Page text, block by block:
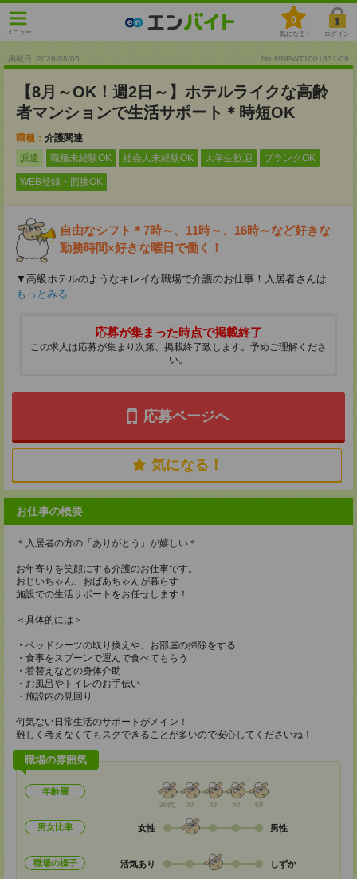
メニュー
0
気になる！ ログイン
掲載日 :2026/08/05 No.MNPWT1001331-09
【8月～OK！週2日～】ホテルライクな高齢
者マンションで生活サポート＊時短OK
職種： 介護関連
派遣
職種未経験OK 社会人未経験OK 大学生歓迎 ブランクOK
WEB登録・面接OK
自由なシフト＊7時～、11時～、16時～など好きな
勤務時間×好きな曜日で働く！
▼高級ホテルのようなキレイな職場で介護のお仕事！入居者さんは ...
もっとみる
応募が集まった時点で掲載終了
この求人は応募が集まり次第、掲載終了致します。予めご理解くださ
い。
応募ページへ
気になる！
お仕事の概要
＊入居者の方の「ありがとう」が嬉しい＊
お年寄りを笑顔にする介護のお仕事です。
おじいちゃん、おばあちゃんが暮らす
施設での生活サポートをお任せします！
＜具体的には＞
・ベッドシーツの取り換えや、お部屋の掃除をする
・食事をスプーンで運んで食べてもらう
・着替えなどの身体介助
・お風呂やトイレのお手伝い
・施設内の見回り
何気ない日常生活のサポートがメイン！
難しく考えなくてもスグできることが多いので安心してくださいね！
職場の雰囲気
年齢層
20代 30 40 50 60
男女比率 女性 男性
職場の様子 活気あり しずか